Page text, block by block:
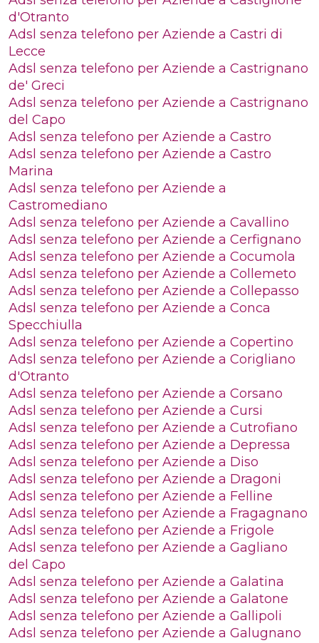
d'Otranto
Adsl senza telefono per Aziende a Castri di
Lecce
Adsl senza telefono per Aziende a Castrignano
de' Greci
Adsl senza telefono per Aziende a Castrignano
del Capo
Adsl senza telefono per Aziende a Castro
Adsl senza telefono per Aziende a Castro
Marina
Adsl senza telefono per Aziende a
Castromediano
Adsl senza telefono per Aziende a Cavallino
Adsl senza telefono per Aziende a Cerfignano
Adsl senza telefono per Aziende a Cocumola
Adsl senza telefono per Aziende a Collemeto
Adsl senza telefono per Aziende a Collepasso
Adsl senza telefono per Aziende a Conca
Specchiulla
Adsl senza telefono per Aziende a Copertino
Adsl senza telefono per Aziende a Corigliano
d'Otranto
Adsl senza telefono per Aziende a Corsano
Adsl senza telefono per Aziende a Cursi
Adsl senza telefono per Aziende a Cutrofiano
Adsl senza telefono per Aziende a Depressa
Adsl senza telefono per Aziende a Diso
Adsl senza telefono per Aziende a Dragoni
Adsl senza telefono per Aziende a Felline
Adsl senza telefono per Aziende a Fragagnano
Adsl senza telefono per Aziende a Frigole
Adsl senza telefono per Aziende a Gagliano
del Capo
Adsl senza telefono per Aziende a Galatina
Adsl senza telefono per Aziende a Galatone
Adsl senza telefono per Aziende a Gallipoli
Adsl senza telefono per Aziende a Galugnano